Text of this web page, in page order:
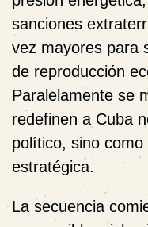
sanciones
vez mayores para
de reproducción
Paralelamente se
redefinen a Cuba
político, sino
estratégica.
La secuencia